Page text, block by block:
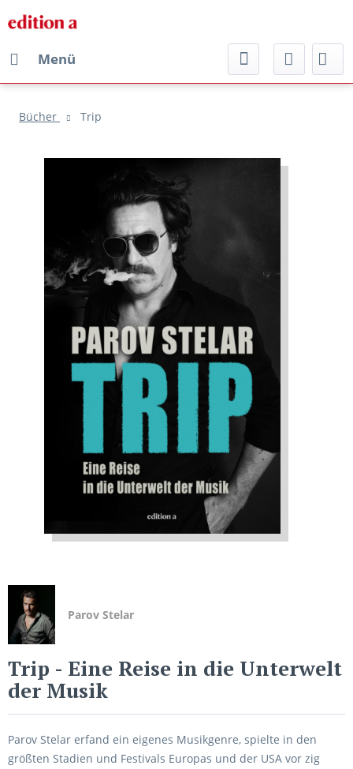
Menü
Bücher Trip
Parov Stelar
Trip - Eine Reise in die Unterwelt
der Musik
Parov Stelar erfand ein eigenes Musikgenre, spielte in den
größten Stadien und Festivals Europas und der USA vor zig